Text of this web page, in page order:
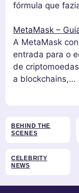
fórmula que
MetaMask –
A MetaMask
entrada para o
de
a blockchains,…
BEHIND THE
SCENES
CELEBRITY
NEWS